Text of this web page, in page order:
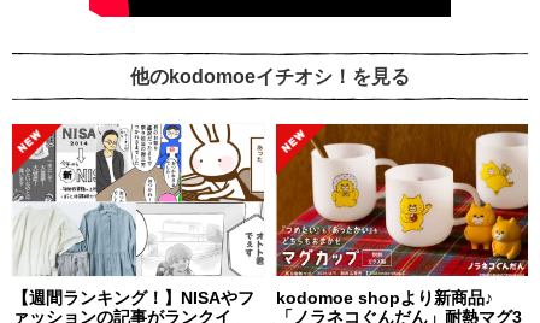
他のkodomoeイチオシ！を見る
【週間ランキング！】NISAやフ
ァッションの記事がランクイ
kodomoe shopより新商品♪
「ノラネコぐんだん」耐熱マグ3